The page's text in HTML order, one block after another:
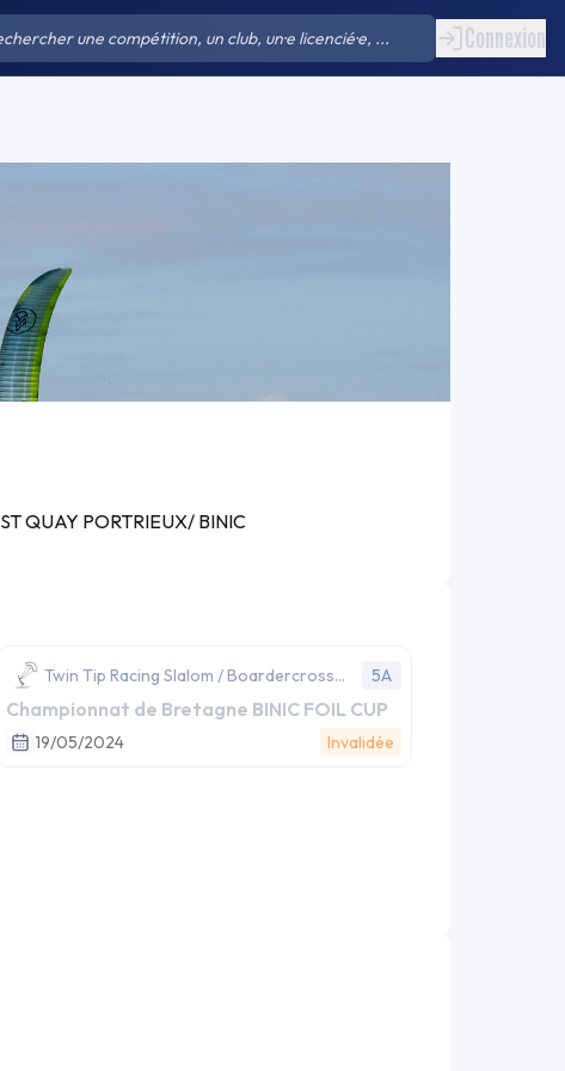
Connexion
ST QUAY PORTRIEUX/ BINIC
Twin Tip Racing Slalom / Boardercross
5A
Championnat de Bretagne BINIC FOIL CUP
19/05/2024 Invalidée